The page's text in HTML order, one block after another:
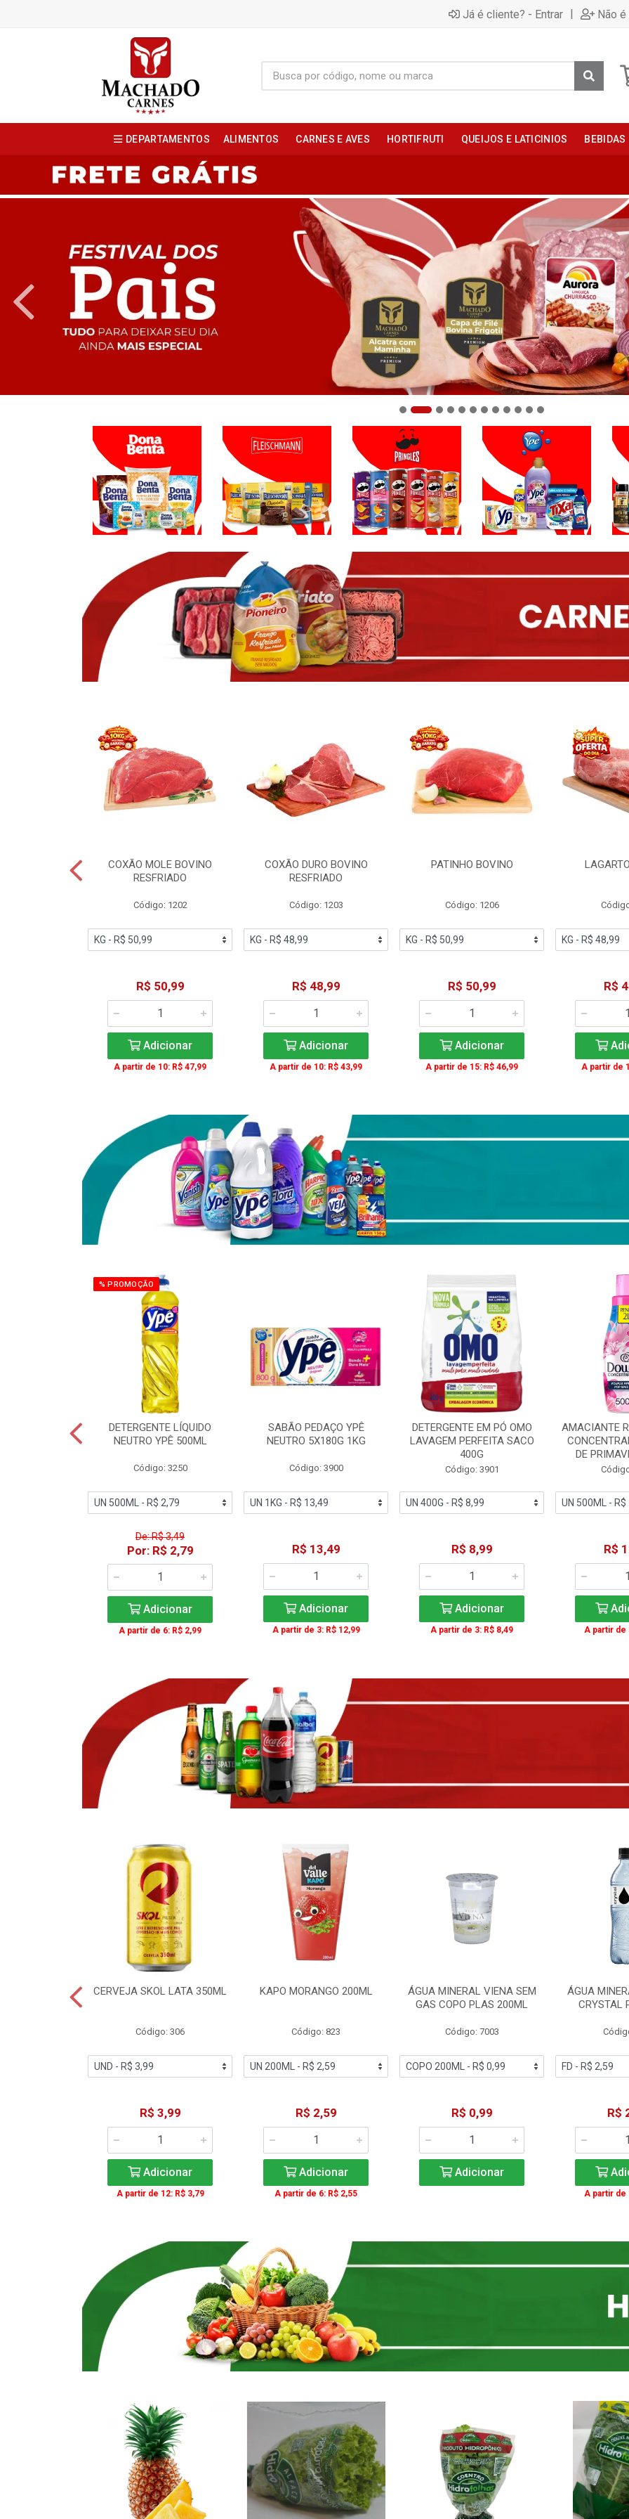
Já é cliente? - Entrar | Não
DEPARTAMENTOS ALIMENTOS CARNES E AVES HORTIFRUTI QUEIJOS E LATICINIOS BEBIDAS
COXÃO MOLE BOVINO
RESFRIADO
Código: 1202
R$ 50,99
Adicionar
A partir de 10: R$ 47,99
COXÃO DURO BOVINO
RESFRIADO
Código: 1203
R$ 48,99
Adicionar
A partir de 10: R$ 43,99
PATINHO BOVINO
Código: 1206
R$ 50,99
Adicionar
A partir de 15: R$ 46,99
R$
A partir de
% PROMOÇÃO
DETERGENTE LÍQUIDO
NEUTRO YPÊ 500ML
Código: 3250
De: R$ 3,49
Por: R$ 2,79
Adicionar
A partir de 6: R$ 2,99
SABÃO PEDAÇO YPÊ
NEUTRO 5X180G 1KG
Código: 3900
R$ 13,49
Adicionar
A partir de 3: R$ 12,99
DETERGENTE EM PÓ OMO
LAVAGEM PERFEITA SACO
400G
Código: 3901
R$ 8,99
Adicionar
A partir de 3: R$ 8,49
AMACIANTE
DE
R$
A partir de
CERVEJA SKOL LATA 350ML
Código: 306
R$ 3,99
Adicionar
A partir de 12: R$ 3,79
KAPO MORANGO 200ML
Código: 823
R$ 2,59
Adicionar
A partir de 6: R$ 2,55
ÁGUA MINERAL VIENA SEM
GAS COPO PLAS 200ML
Código: 7003
R$ 0,99
Adicionar
ÁGUA
CRYSTAL
R$
A partir de